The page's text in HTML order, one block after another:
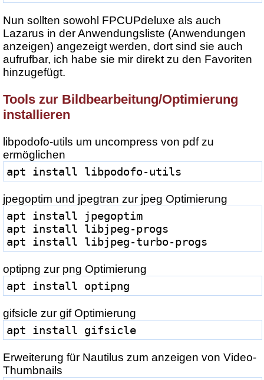
Nun sollten sowohl FPCUPdeluxe als auch
Lazarus in der Anwendungsliste (Anwendungen
anzeigen) angezeigt werden, dort sind sie auch
aufrufbar, ich habe sie mir direkt zu den Favoriten
hinzugefügt.
Tools zur Bildbearbeitung/Optimierung
installieren
libpodofo-utils um uncompress von pdf zu
ermöglichen
apt install libpodofo-utils
jpegoptim und jpegtran zur jpeg Optimierung
apt install jpegoptim
apt install libjpeg-progs
apt install libjpeg-turbo-progs
optipng zur png Optimierung
apt install optipng
gifsicle zur gif Optimierung
apt install gifsicle
Erweiterung für Nautilus zum anzeigen von Video-
Thumbnails